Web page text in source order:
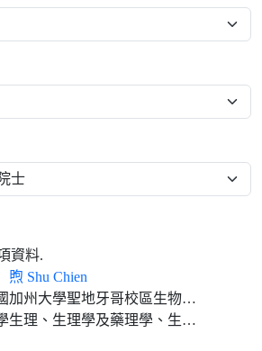
資料.
Shu Chien
州大學聖地牙哥校區生物工程及醫學退休教授
理、生理學及藥理學、生物醫學工程學